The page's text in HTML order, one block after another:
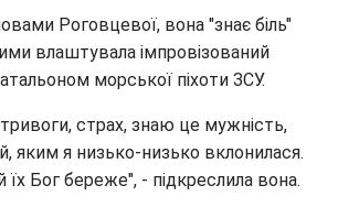
Роговцевої, вона "знає біль"
влаштувала імпровізований
морської піхоти ЗСУ.
страх, знаю це мужність,
яким я низько-низько вклонилася.
їх Бог береже", - підкреслила вона.